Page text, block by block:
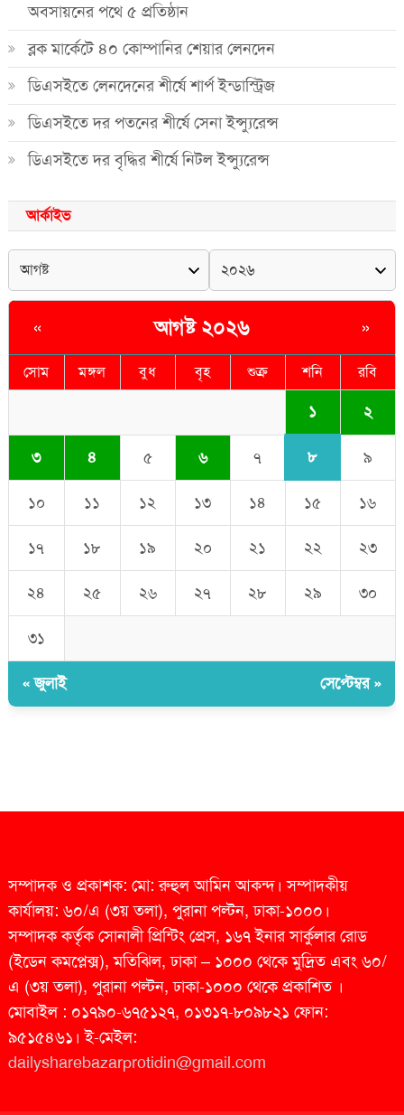
অবসায়নের পথে ৫ প্রতিষ্ঠান
ব্লক মার্কেটে ৪০ কোম্পানির শেয়ার লেনদেন
ডিএসইতে লেনদেনের শীর্ষে শার্প ইন্ডাস্ট্রিজ
ডিএসইতে দর পতনের শীর্ষে সেনা ইন্স্যুরেন্স
ডিএসইতে দর বৃদ্ধির শীর্ষে নিটল ইন্স্যুরেন্স
আর্কাইভ
« আগষ্ট ২০২৬ »
সোম মঙ্গল বুধ বৃহ শুক্র শনি রবি
১ ২
৩ ৪ ৫ ৬ ৭ ৮ ৯
১০ ১১ ১২ ১৩ ১৪ ১৫ ১৬
১৭ ১৮ ১৯ ২০ ২১ ২২ ২৩
২৪ ২৫ ২৬ ২৭ ২৮ ২৯ ৩০
৩১
« জুলাই সেপ্টেম্বর »
সম্পাদক ও প্রকাশক: মো: রুহুল আমিন আকন্দ। সম্পাদকীয়
কার্যালয়: ৬০/এ (৩য় তলা), পুরানা পল্টন, ঢাকা-১০০০।
সম্পাদক কর্তৃক সোনালী প্রিন্টিং প্রেস, ১৬৭ ইনার সার্কুলার রোড
(ইডেন কমপ্লেক্স), মতিঝিল, ঢাকা – ১০০০ থেকে মুদ্রিত এবং ৬০/
এ (৩য় তলা), পুরানা পল্টন, ঢাকা-১০০০ থেকে প্রকাশিত ।
মোবাইল : ০১৭৯০-৬৭৫১২৭, ০১৩১৭-৮০৯৮২১ ফোন:
৯৫১৫৪৬১। ই-মেইল:
dailysharebazarprotidin@gmail.com